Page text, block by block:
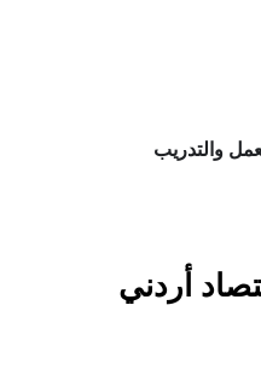
والتدريب
نحو اقتصاد أردني